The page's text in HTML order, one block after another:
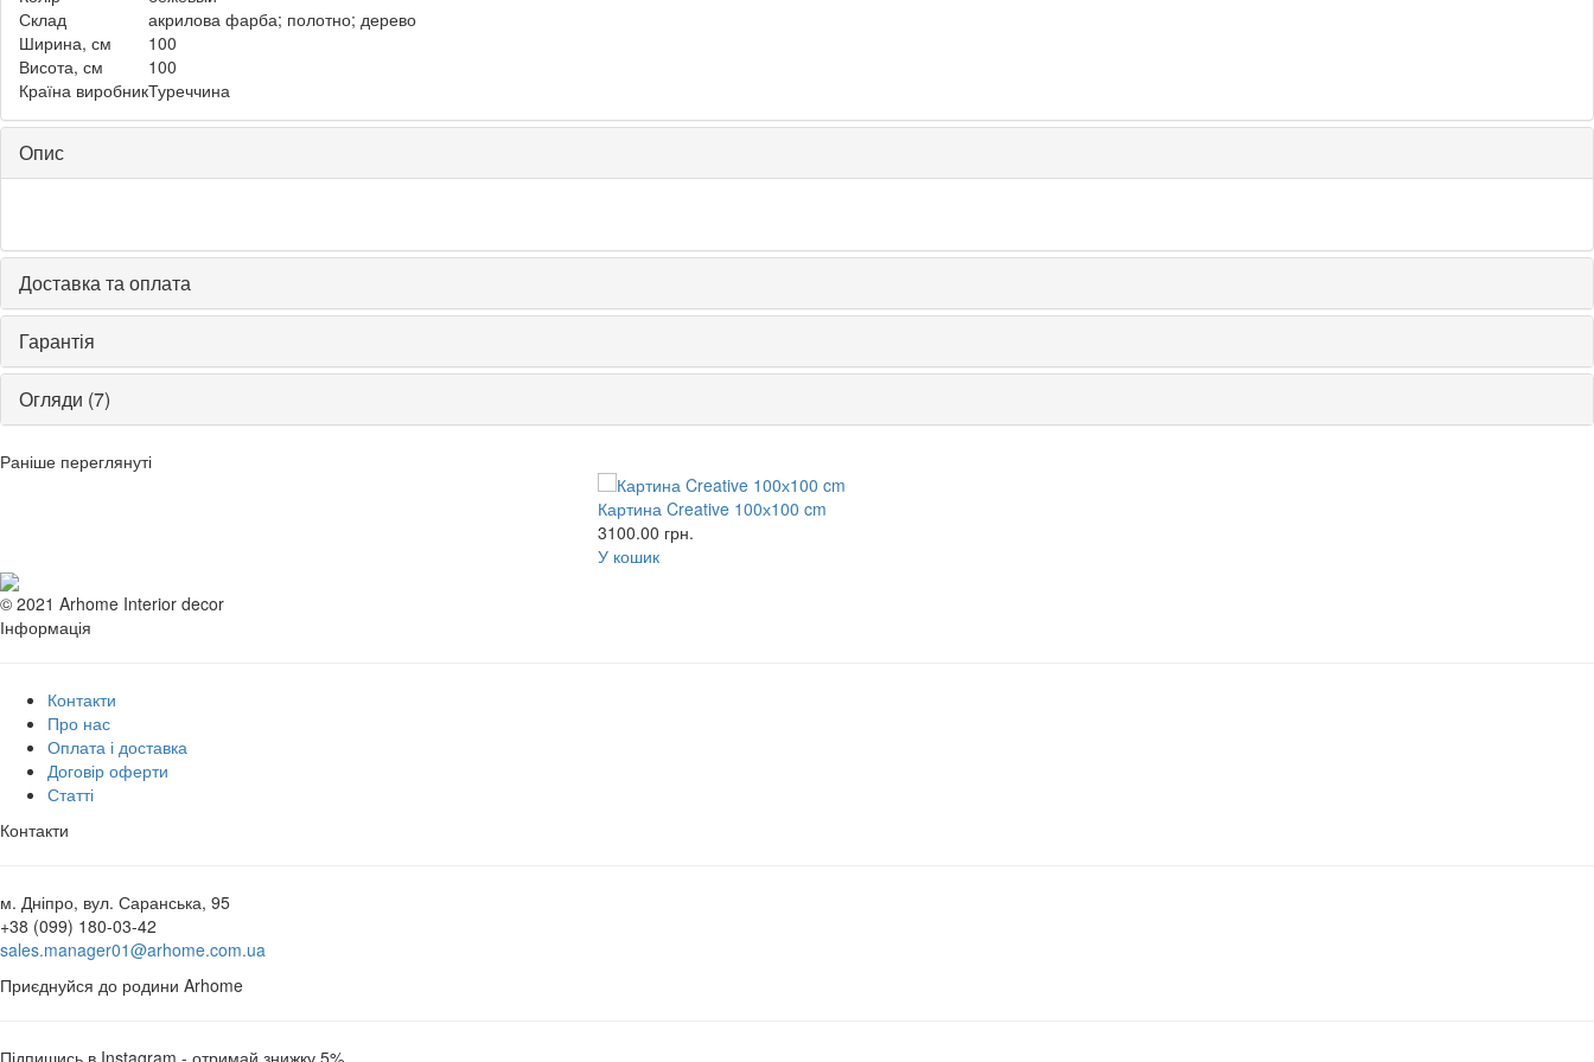
Склад
акрилова фарба; полотно; дерево
Ширина, см
100
Висота, см
100
Країна виробникТуреччина
Опис
Доставка та оплата
Гарантія
Огляди (7)
Раніше переглянуті
Картина Creative 100х100 cm
3100.00 грн.
У кошик
© 2021 Arhome Interior decor
Інформація
Контакти
Про нас
Оплата і доставка
Договір оферти
Статті
Контакти
м. Дніпро, вул. Саранська, 95
+38 (099) 180-03-42
sales.manager01@arhome.com.ua
Приєднуйся до родини Arhome